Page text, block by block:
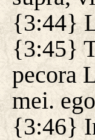
{3:44}
{3:45}
pecora
mei.
{3:46}